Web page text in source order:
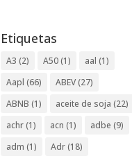
Etiquetas
A3 (2) A50 (1) aal (1)
Aapl (66) ABEV (27)
ABNB (1) aceite de soja (22)
achr (1) acn (1) adbe (9)
adm (1) Adr (18)